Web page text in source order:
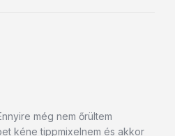
még nem őrültem
kéne tippmixelnem és akkor